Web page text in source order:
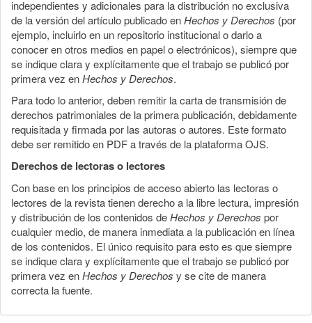
independientes y adicionales para la distribución no exclusiva
de la versión del artículo publicado enHechos y Derechos (por
ejemplo, incluirlo en un repositorio institucional o darlo a
conocer en otros medios en papel o electrónicos), siempre que
se indique clara y explícitamente que el trabajo se publicó por
primera vez enHechos y Derechos.
Para todo lo anterior, deben remitir la carta de transmisión de
derechos patrimoniales de la primera publicación, debidamente
requisitada y firmada por las autoras o autores. Este formato
debe ser remitido en PDF a través de la plataforma OJS.
Derechos de lectoras o lectores
Con base en los principios de acceso abierto las lectoras o
lectores de la revista tienen derecho a la libre lectura, impresión
y distribución de los contenidos deHechos y Derechos por
cualquier medio, de manera inmediata a la publicación en línea
de los contenidos. El único requisito para esto es que siempre
se indique clara y explícitamente que el trabajo se publicó por
primera vez enHechos y Derechos y se cite de manera
correcta la fuente.